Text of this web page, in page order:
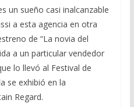
un sueño casi inalcanzable
a esta agencia en otra
de “La novia del
a un particular vendedor
lo llevó al Festival de
se exhibió en la
Regard.